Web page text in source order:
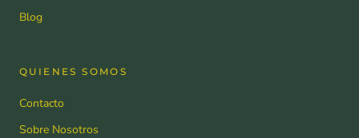
Blog
QUIENES SOMOS
Contacto
Sobre Nosotros